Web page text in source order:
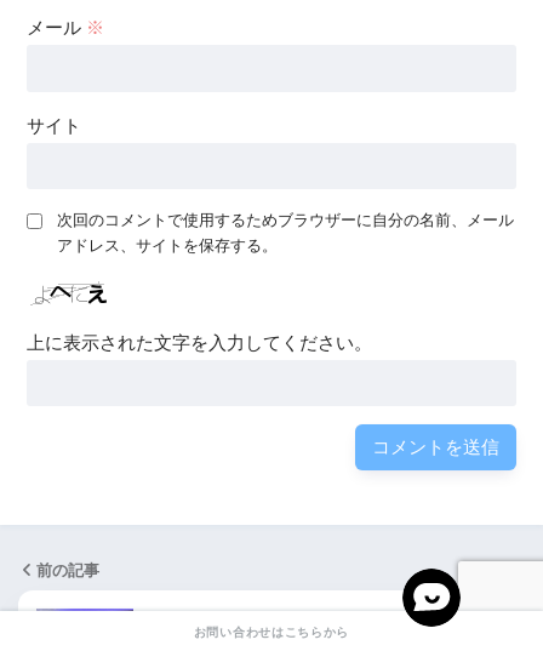
メール ※
サイト
次回のコメントで使用するためブラウザーに自分の名前、メール
アドレス、サイトを保存する。
上に表示された文字を入力してください。
前の記事
お問い合わせはこちらから